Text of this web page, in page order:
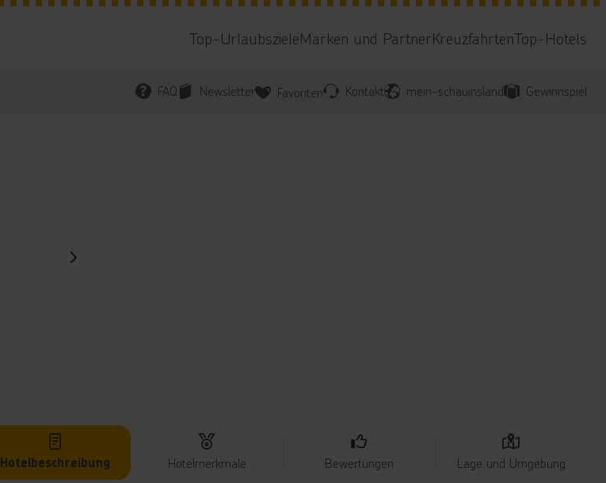
Top-UrlaubszieleMarken und PartnerKreuzfahrtenTop-Hotels
FAQ Newsletter Favoriten Kontakt mein-schauinsland Gewinnspiel
Hotelbeschreibung Hotelmerkmale Bewertungen Lage und Umgebung